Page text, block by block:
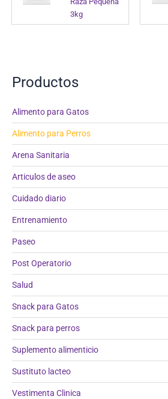
Productos
Alimento para Gatos
Alimento para Perros
Arena Sanitaria
Articulos de aseo
Cuidado diario
Entrenamiento
Paseo
Post Operatorio
Salud
Snack para Gatos
Snack para perros
Suplemento alimenticio
Sustituto lacteo
Vestimenta Clinica
3kg